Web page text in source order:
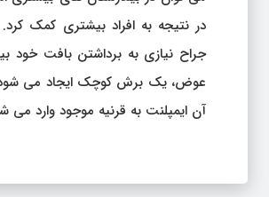
در نتیجه به افراد بیشتری کمک
جراح نیازی به برداشتن بافت خود
عوض، یک برش کوچک ایجاد می شود
آن ایمپلنت به قرنیه موجود وارد می